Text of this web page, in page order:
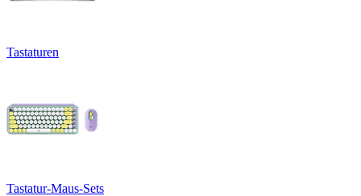
Tastaturen
Tastatur-Maus-Sets